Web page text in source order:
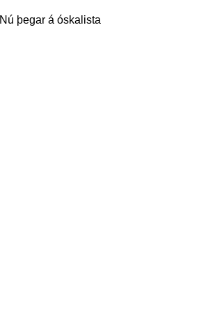
Nú þegar á óskalista